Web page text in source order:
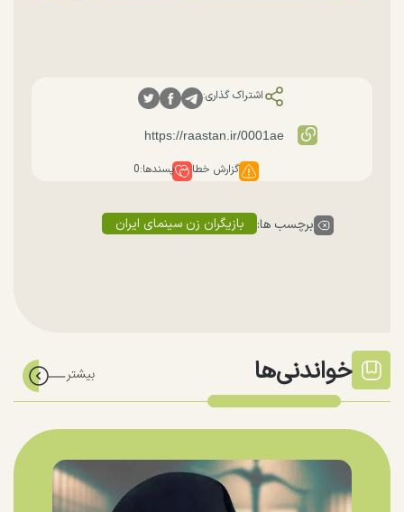
اشتراک گذاری:
گزارش خطا پسندها:0
برچسب ها: بازیگران زن سینمای ایران
خواندنی‌ها